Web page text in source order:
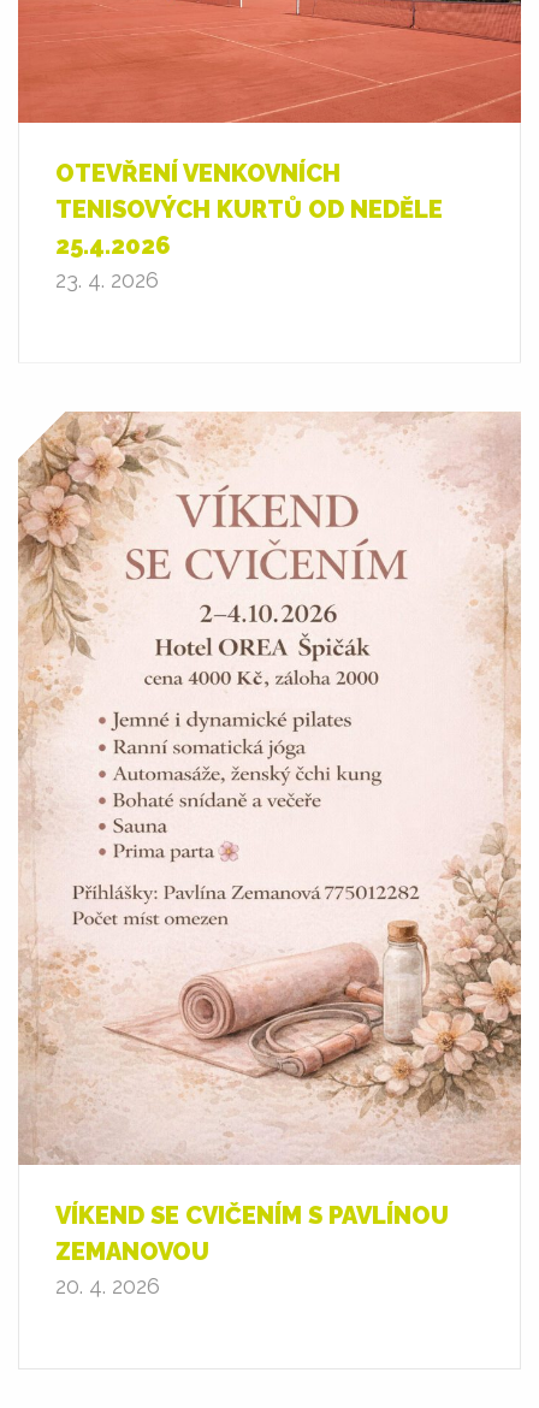
OTEVŘENÍ VENKOVNÍCH
TENISOVÝCH KURTŮ OD NEDĚLE
25.4.2026
23. 4. 2026
VÍKEND SE CVIČENÍM S PAVLÍNOU
ZEMANOVOU
20. 4. 2026